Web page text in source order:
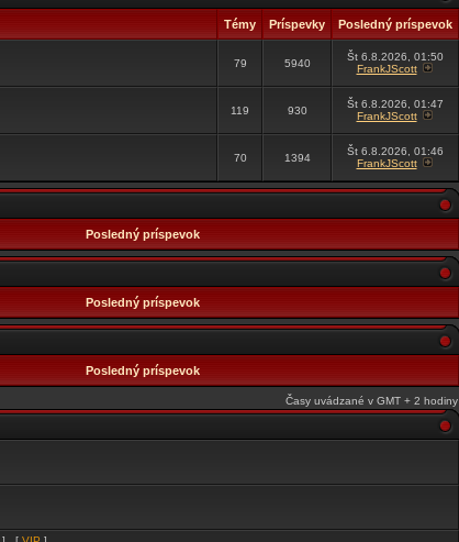
Témy Príspevky Posledný príspevok
79 5940
Št 6.8.2026, 01:50
FrankJScott
119 930
Št 6.8.2026, 01:47
FrankJScott
70 1394
Št 6.8.2026, 01:46
FrankJScott
Posledný príspevok
Posledný príspevok
Posledný príspevok
Časy uvádzané v GMT + 2 hodiny